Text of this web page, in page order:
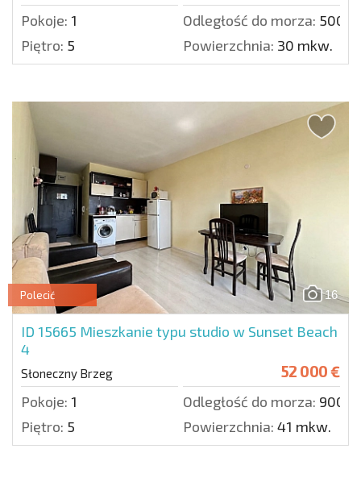
Pokoje: 1 Odległość do morza: 500
Piętro: 5 Powierzchnia: 30 mkw.
16
Polecić
ID 15665 Mieszkanie typu studio w Sunset Beach
4
Słoneczny Brzeg 52 000 €
Pokoje: 1 Odległość do morza: 900
Piętro: 5 Powierzchnia: 41 mkw.